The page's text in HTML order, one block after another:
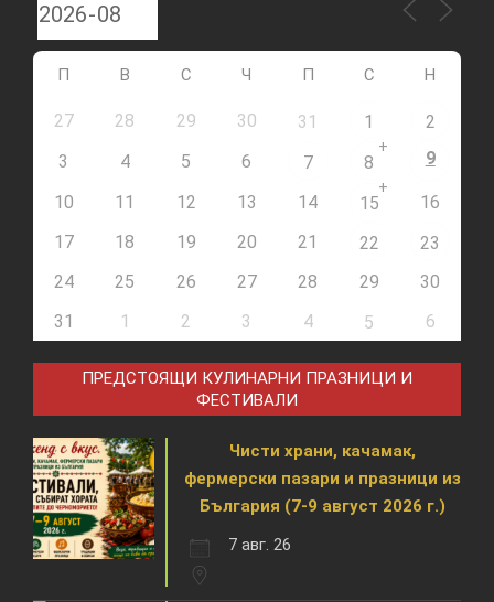
П В С Ч П С Н
27 28 29 30 31 1
2
3
4 5 6 7 8
+
9
10 11 12 13 14 15
+
16
17
18 19 20 21 22
23
24
25 26 27 28 29
30
31
1 2 3 4 5 6
ПРЕДСТОЯЩИ КУЛИНАРНИ ПРАЗНИЦИ И
ФЕСТИВАЛИ
Чисти храни, качамак,
фермерски пазари и празници из
България (7-9 август 2026 г.)
7 авг. 26